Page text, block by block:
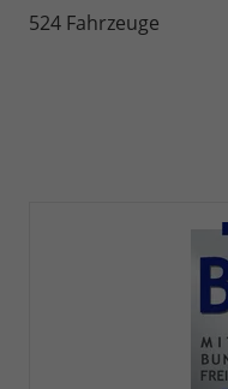
524 Fahrzeuge